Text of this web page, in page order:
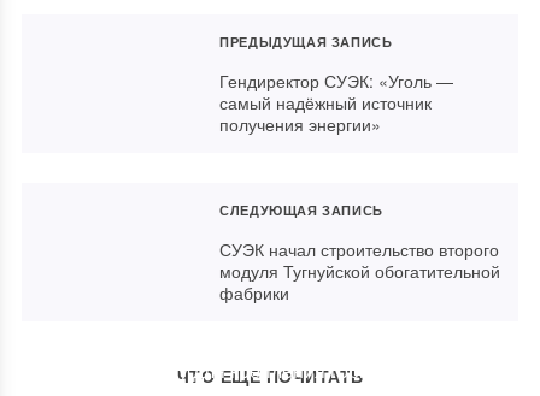
ПРЕДЫДУЩАЯ ЗАПИСЬ
Гендиректор СУЭК: «Уголь —
самый надёжный источник
получения энергии»
СЛЕДУЮЩАЯ ЗАПИСЬ
СУЭК начал строительство второго
модуля Тугнуйской обогатительной
фабрики
ЧТО ЕЩЕ ПОЧИТАТЬ
технику для крепления горных